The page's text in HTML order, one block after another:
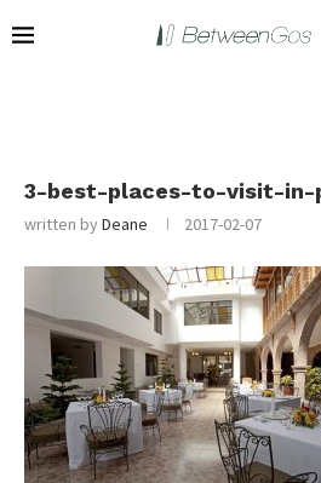
3-best-places-to-visit-in-
written byDeane 2017-02-07